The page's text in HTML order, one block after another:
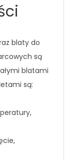
blaty do
są
blatami
są: